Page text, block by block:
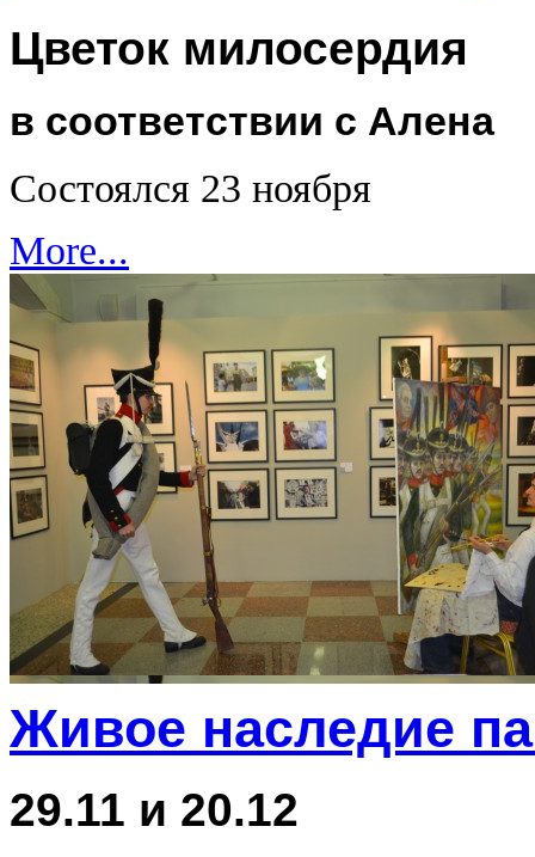
Цветок милосердия
в соответствии с Алена
Состоялся 23 ноября
More...
Живое наследие
29.11 и 20.12